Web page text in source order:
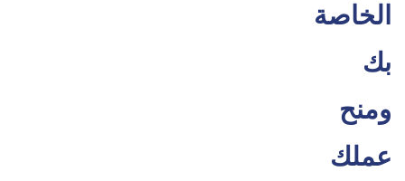
الخاصة
بك
ومنح
عملك